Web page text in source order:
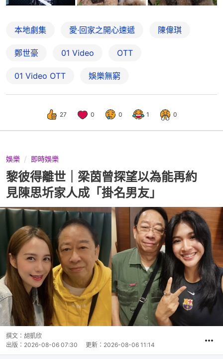
本地劇集 愛·回家之開心速遞 陳偉琪
鄭世豪 01 Video OTT
01‌ ‌Video‌ ‌OTT 娛樂無窮
27 0 0 1 0
娛樂 即時娛樂
黎彼得離世｜梁茵曾探望以為能再約
見陳思圻家人成「掛名男友」
撰文： 胡凱欣
出版： 2026-08-06 07:30 更新： 2026-08-06 11:14